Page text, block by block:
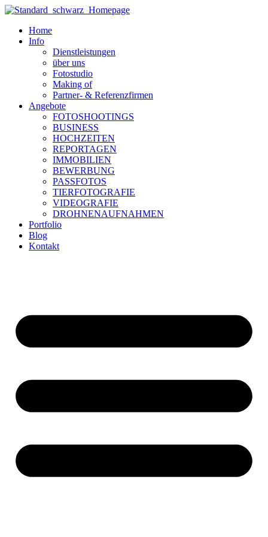
Zum
wechselnHome
Info
Dienstleistungen
über uns
Fotostudio
Making of
Partner- & Referenzfirmen
Angebote
FOTOSHOOTINGS
BUSINESS
HOCHZEITEN
REPORTAGEN
IMMOBILIEN
BEWERBUNG
PASSFOTOS
TIERFOTOGRAFIE
VIDEOGRAFIE
DROHNENAUFNAHMEN
Portfolio
Blog
Kontakt